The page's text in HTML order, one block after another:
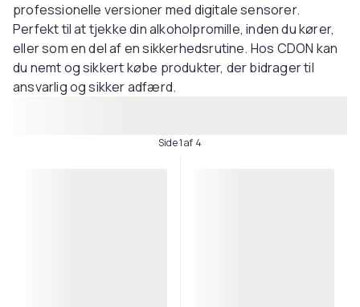
professionelle versioner med digitale sensorer.
Perfekt til at tjekke din alkoholpromille, inden du kører,
eller som en del af en sikkerhedsrutine. Hos CDON kan
du nemt og sikkert købe produkter, der bidrager til
ansvarlig og sikker adfærd.
Side 1 af 4